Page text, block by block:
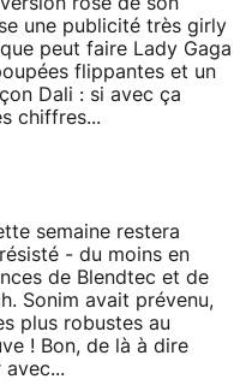
une publicité très girly
peut faire Lady Gaga
flippantes et un
Dali : si avec ça
chiffres...
semaine restera
- du moins en
de Blendtec et de
Sonim avait prévenu,
plus robustes au
! Bon, de là à dire